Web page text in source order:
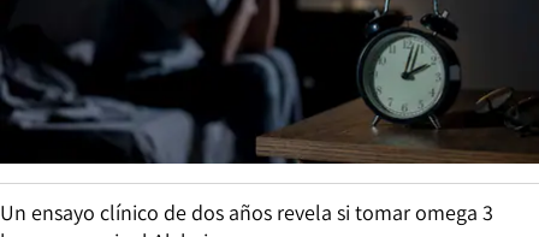
Un ensayo clínico de dos años revela si tomar omega 3